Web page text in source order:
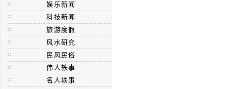
娱乐新闻
科技新闻
旅游度假
风水研究
民风民俗
伟人轶事
名人轶事